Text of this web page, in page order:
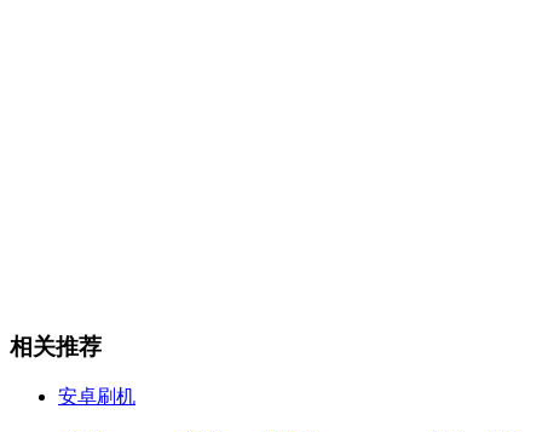
相关推荐
安卓刷机